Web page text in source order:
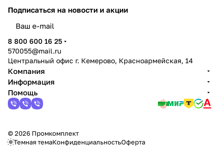
Подписаться на новости и акции
8 800 600 16 25
570055@mail.ru
Центральный офис г. Кемерово, Красноармейская, 14
Компания
Информация
Помощь
© 2026 Промкомплект
Темная темаКонфиденциальностьОферта